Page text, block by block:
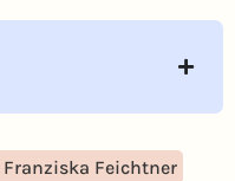
Feichtner